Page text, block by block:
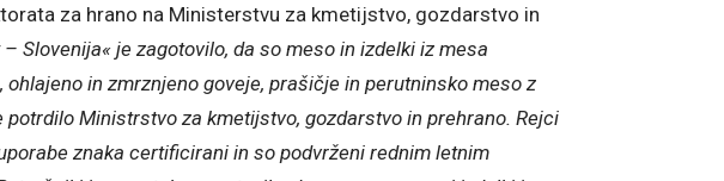
za hrano na Ministerstvu za kmetijstvo, gozdarstvo in
Slovenija« je zagotovilo, da so meso in izdelki iz mesa
in zmrznjeno goveje, prašičje in perutninsko meso z
Ministrstvo za kmetijstvo, gozdarstvo in prehrano. Rejci
znaka certificirani in so podvrženi rednim letnim